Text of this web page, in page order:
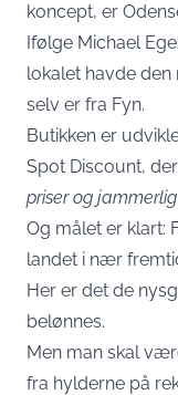
koncept, er
Ifølge Michael
lokalet havde
selv er fra Fyn.
Butikken er
Spot Discount,
priser og jammerlig
Og målet er klart:
landet i nær
Her er det de
belønnes.
Men man skal
fra hylderne på